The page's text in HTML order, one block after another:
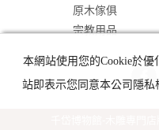
原木傢俱
宗教用品
本網站使用您的Cookie於
站即表示您同意本公司隱